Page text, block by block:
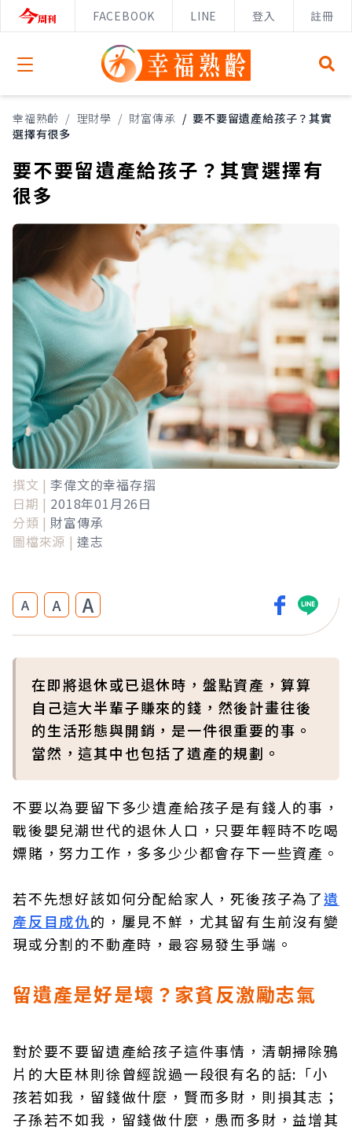
FACEBOOK LINE 登入 註冊
Open menu
幸福熟齡 / 理財學 / 財富傳承 / 要不要留遺產給孩子？其實
選擇有很多
要不要留遺產給孩子？其實選擇有
很多
撰文 | 李偉文的幸福存摺
日期 | 2018年01月26日
分類 | 財富傳承
圖檔來源 | 達志
A A A
在即將退休或已退休時，盤點資產，算算
自己這大半輩子賺來的錢，然後計畫往後
的生活形態與開銷，是一件很重要的事。
當然，這其中也包括了遺產的規劃。
不要以為要留下多少遺產給孩子是有錢人的事，
戰後嬰兒潮世代的退休人口，只要年輕時不吃喝
嫖賭，努力工作，多多少少都會存下一些資產。
若不先想好該如何分配給家人，死後孩子為了遺
產反目成仇的，屢見不鮮，尤其留有生前沒有變
現或分割的不動產時，最容易發生爭端。
留遺產是好是壞？家貧反激勵志氣
對於要不要留遺產給孩子這件事情，清朝掃除鴉
片的大臣林則徐曾經說過一段很有名的話:「小
孩若如我，留錢做什麼，賢而多財，則損其志；
子孫若不如我，留錢做什麼，愚而多財，益增其